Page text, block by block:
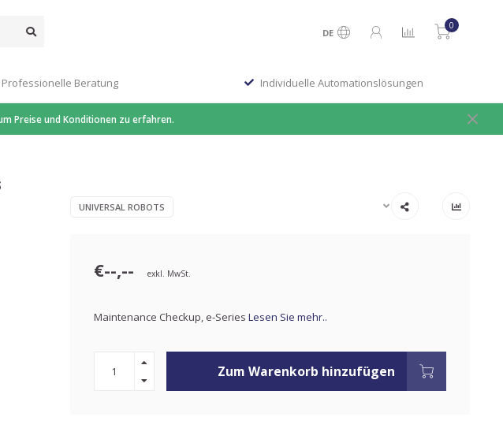
DE
0
Professionelle Beratung Individuelle Automationslösungen
Preise und Konditionen zu erfahren.
UNIVERSAL ROBOTS
€--,-- exkl. MwSt.
Maintenance Checkup, e-Series Lesen Sie mehr..
Zum Warenkorb hinzufügen